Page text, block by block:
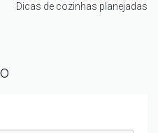
Dicas de cozinhas planejadas